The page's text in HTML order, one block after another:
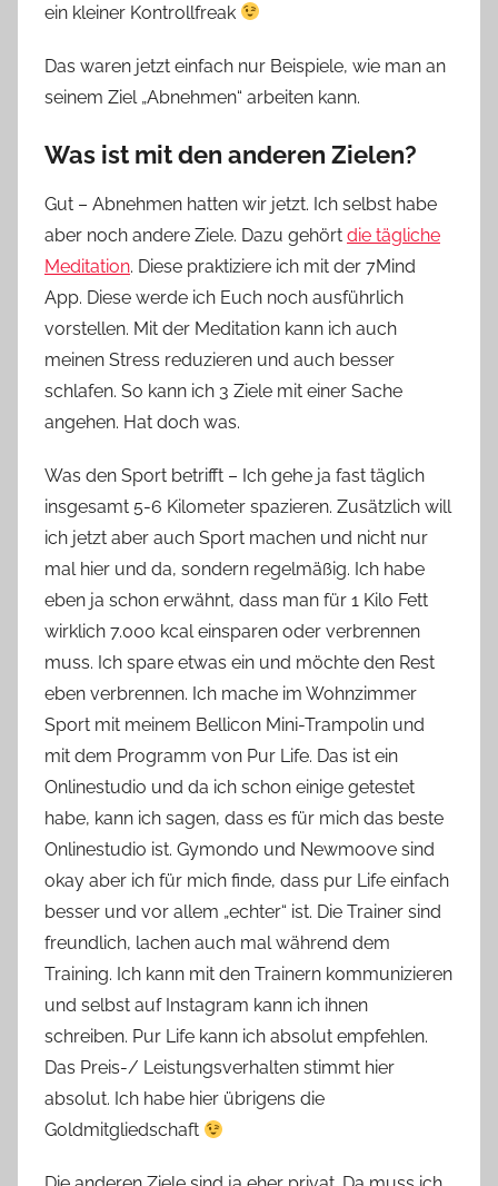
ein kleiner Kontrollfreak
Das waren jetzt einfach nur Beispiele, wie man an
seinem Ziel „Abnehmen“ arbeiten kann.
Was ist mit den anderen Zielen?
Gut – Abnehmen hatten wir jetzt. Ich selbst habe
aber noch andere Ziele. Dazu gehört die tägliche
Meditation. Diese praktiziere ich mit der 7Mind
App. Diese werde ich Euch noch ausführlich
vorstellen. Mit der Meditation kann ich auch
meinen Stress reduzieren und auch besser
schlafen. So kann ich 3 Ziele mit einer Sache
angehen. Hat doch was.
Was den Sport betrifft – Ich gehe ja fast täglich
insgesamt 5-6 Kilometer spazieren. Zusätzlich will
ich jetzt aber auch Sport machen und nicht nur
mal hier und da, sondern regelmäßig. Ich habe
eben ja schon erwähnt, dass man für 1 Kilo Fett
wirklich 7.000 kcal einsparen oder verbrennen
muss. Ich spare etwas ein und möchte den Rest
eben verbrennen. Ich mache im Wohnzimmer
Sport mit meinem Bellicon Mini-Trampolin und
mit dem Programm von Pur Life. Das ist ein
Onlinestudio und da ich schon einige getestet
habe, kann ich sagen, dass es für mich das beste
Onlinestudio ist. Gymondo und Newmoove sind
okay aber ich für mich finde, dass pur Life einfach
besser und vor allem „echter“ ist. Die Trainer sind
freundlich, lachen auch mal während dem
Training. Ich kann mit den Trainern kommunizieren
und selbst auf Instagram kann ich ihnen
schreiben. Pur Life kann ich absolut empfehlen.
Das Preis-/ Leistungsverhalten stimmt hier
absolut. Ich habe hier übrigens die
Goldmitgliedschaft